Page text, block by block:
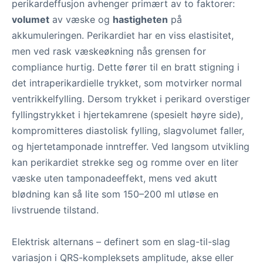
perikardeffusjon avhenger primært av to faktorer:
volumet av væske og hastigheten på
akkumuleringen. Perikardiet har en viss elastisitet,
men ved rask væskeøkning nås grensen for
compliance hurtig. Dette fører til en bratt stigning i
det intraperikardielle trykket, som motvirker normal
ventrikkelfylling. Dersom trykket i perikard overstiger
fyllingstrykket i hjertekamrene (spesielt høyre side),
kompromitteres diastolisk fylling, slagvolumet faller,
og hjertetamponade inntreffer. Ved langsom utvikling
kan perikardiet strekke seg og romme over en liter
væske uten tamponadeeffekt, mens ved akutt
blødning kan så lite som 150–200 ml utløse en
livstruende tilstand.
Elektrisk alternans – definert som en slag-til-slag
variasjon i QRS-kompleksets amplitude, akse eller